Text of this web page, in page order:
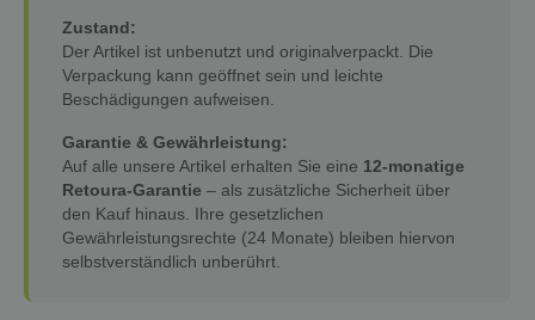
Zustand:
Der Artikel ist unbenutzt und originalverpackt. Die
Verpackung kann geöffnet sein und leichte
Beschädigungen aufweisen.
Garantie & Gewährleistung:
Auf alle unsere Artikel erhalten Sie eine 12-monatige
Retoura-Garantie – als zusätzliche Sicherheit über
den Kauf hinaus. Ihre gesetzlichen
Gewährleistungsrechte (24 Monate) bleiben hiervon
selbstverständlich unberührt.